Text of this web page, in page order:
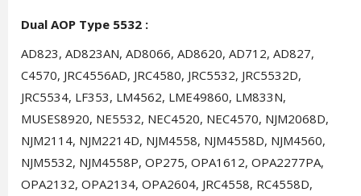
Dual AOP Type 5532 :
AD823, AD823AN, AD8066, AD8620, AD712, AD827,
C4570, JRC4556AD, JRC4580, JRC5532, JRC5532D,
JRC5534, LF353, LM4562, LME49860, LM833N,
MUSES8920, NE5532, NEC4520, NEC4570, NJM2068D,
NJM2114, NJM2214D, NJM4558, NJM4558D, NJM4560,
NJM5532, NJM4558P, OP275, OPA1612, OPA2277PA,
OPA2132, OPA2134, OPA2604, JRC4558, RC4558D,